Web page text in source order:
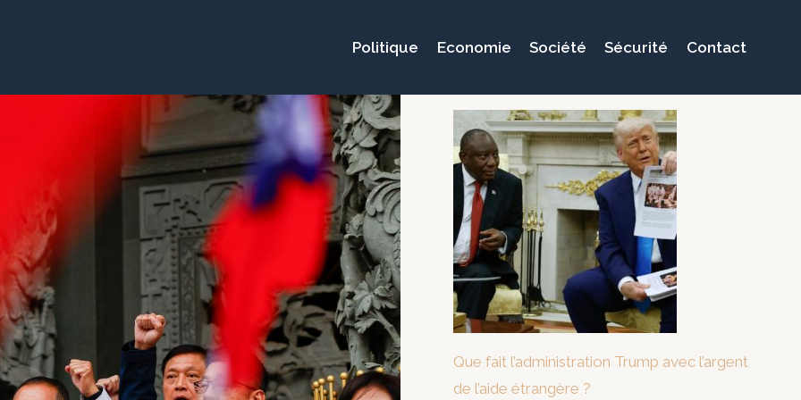
Politique Economie Société Sécurité Contact
Que fait l’administration Trump avec l’argent
de l’aide étrangère ?